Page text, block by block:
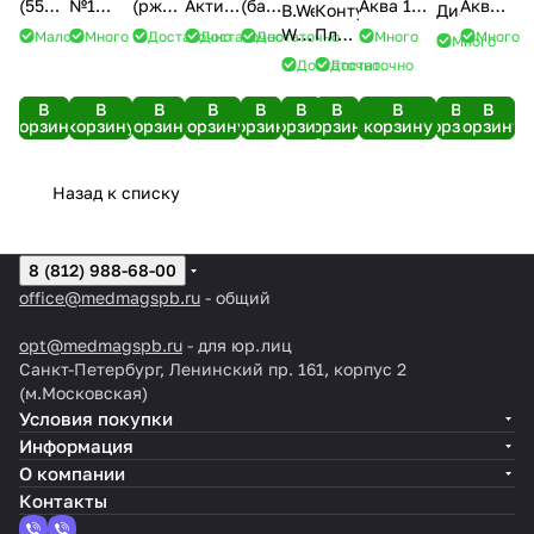
(55
см -Мало
В
корзину
№1
(ананас
Много
В
корзину
(ржаные)
(110 г)
Достаточно
В
корзину
Актив
(земляника)
Достаточно
В
корзину
(банан)
(85Достаточно
В
корзину
B.Well
WS-
2 Достаточно
В
корзину
Контур
Плюс
УанДостаточно
В
корзину
Аква 15
Professional
Много
В
корзину
ДиаЛайн
Много
В
корзину
Аква 5
(75
мл)
Много
В
корзину
Назад к списку
8 (812) 988-68-00
office@medmagspb.ru - общий
opt@medmagspb.ru - для юр.лиц
Санкт-Петербург, Ленинский пр. 161, корпус 2
(м.Московская)
Условия покупки
Информация
О компании
Контакты